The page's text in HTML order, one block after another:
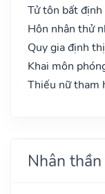
Tử tôn bất
Hôn nhân thử
Quy gia định
Khai môn
Thiếu nữ tham
Nhân